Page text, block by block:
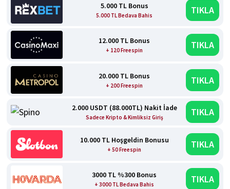
5.000 TL Bonus
5.000 TL Bedava Bahis TIKLA
12.000 TL Bonus
+ 120 Freespin TIKLA
20.000 TL Bonus
+ 200 Freespin TIKLA
2.000 USDT (88.000TL) Nakit İade
Sadece Kripto & Kimliksiz Giriş TIKLA
10.000 TL Hoşgeldin Bonusu
+ 50 Freespin TIKLA
3000 TL %300 Bonus
+ 3000 TL Bedava Bahis TIKLA